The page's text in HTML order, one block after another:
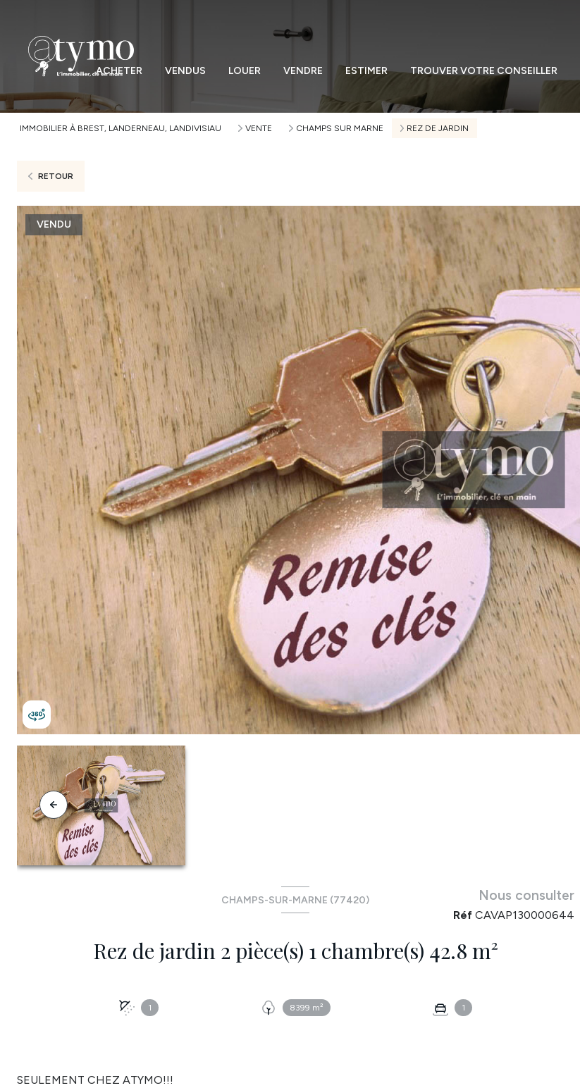
ACHETER VENDUS LOUER VENDRE ESTIMER TROUVER VOTRE CONSEILLER
IMMOBILIER À BREST, LANDERNEAU, LANDIVISIAU VENTE CHAMPS SUR MARNE REZ DE JARDIN
RETOUR
VENDU
CHAMPS-SUR-MARNE (77420)
Rez de jardin 2 pièce(s) 1 chambre(s) 42.8 m²
1 8399 m² 1
Nous consulter
Réf CAVAP130000644
SEULEMENT CHEZ ATYMO!!!